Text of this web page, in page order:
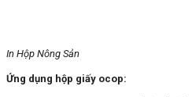
In Hộp Nông Sản
Ứng dụng hộp giấy ocop: